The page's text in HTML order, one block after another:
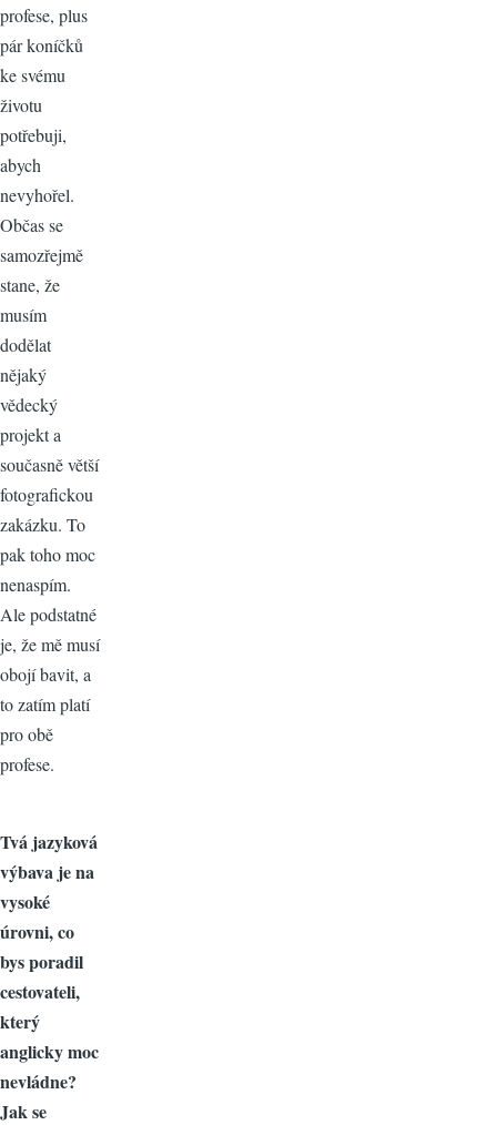
profese, plus
pár koníčků
ke svému
životu
potřebuji,
abych
nevyhořel.
Občas se
samozřejmě
stane, že
musím
dodělat
nějaký
vědecký
projekt a
současně větší
fotografickou
zakázku. To
pak toho moc
nenaspím.
Ale podstatné
je, že mě musí
obojí bavit, a
to zatím platí
pro obě
profese.
Tvá jazyková
výbava je na
vysoké
úrovni, co
bys poradil
cestovateli,
který
anglicky moc
nevládne?
Jak se